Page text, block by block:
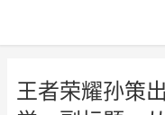
王者荣耀孙策